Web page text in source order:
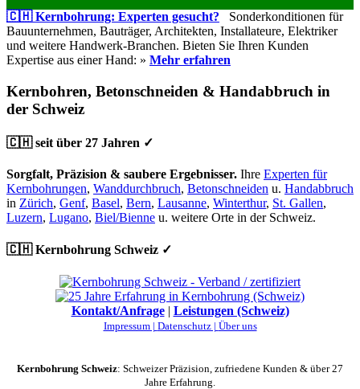
🇨🇭 Kernbohrung: Experten gesucht? Sonderkonditionen für
Bauunternehmen, Bauträger, Architekten, Installateure, Elektriker
und weitere Handwerk-Branchen. Bieten Sie Ihren Kunden
Expertise aus einer Hand: » Mehr erfahren
Kernbohren, Betonschneiden & Handabbruch in
der Schweiz
🇨🇭 seit über 27 Jahren ✓
Sorgfalt, Präzision & saubere Ergebnisser. Ihre Experten für
Kernbohrungen, Wanddurchbruch, Betonschneiden u. Handabbruch
in Zürich, Genf, Basel, Bern, Lausanne, Winterthur, St. Gallen,
Luzern, Lugano, Biel/Bienne u. weitere Orte in der Schweiz.
🇨🇭 Kernbohrung Schweiz ✓
Kontakt/Anfrage| Leistungen (Schweiz)
Impressum | Datenschutz | Über uns
Kernbohrung Schweiz: Schweizer Präzision, zufriedene Kunden & über 27
Jahre Erfahrung.